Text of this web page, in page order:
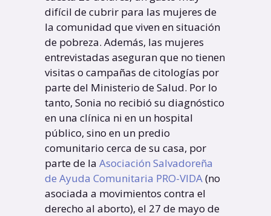
difícil de cubrir para las mujeres de
la comunidad que viven en situación
de pobreza. Además, las mujeres
entrevistadas aseguran que no tienen
visitas o campañas de citologías por
parte del Ministerio de Salud. Por lo
tanto, Sonia no recibió su diagnóstico
en una clínica ni en un hospital
público, sino en un predio
comunitario cerca de su casa, por
parte de laAsociación Salvadoreña
de Ayuda Comunitaria PRO-VIDA(no
asociada a movimientos contra el
derecho al aborto), el 27 de mayo de